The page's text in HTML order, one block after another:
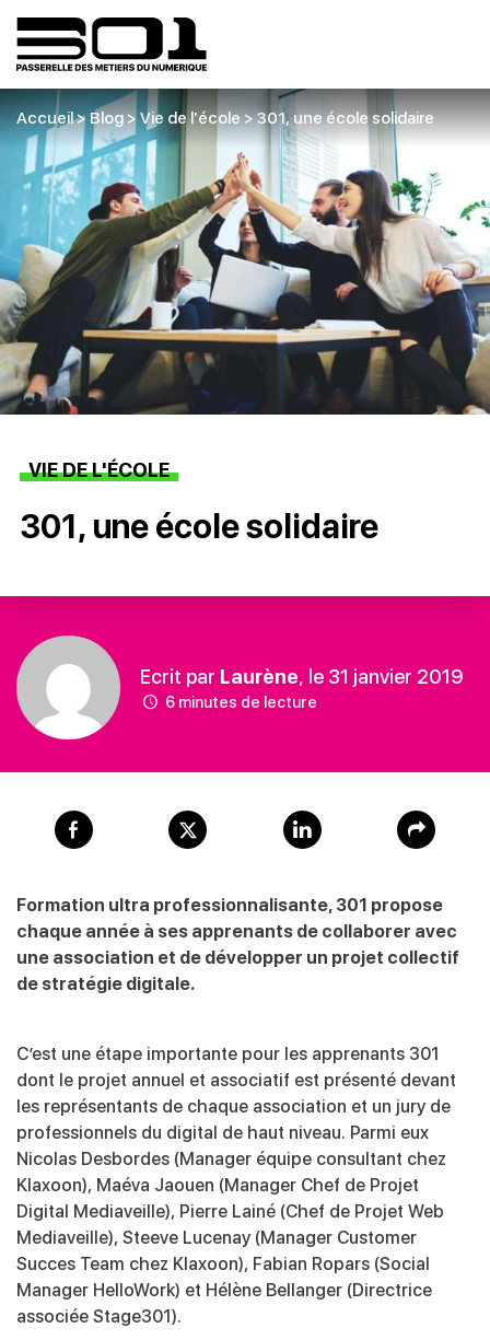
Accueil>Blog>Vie de l'école>301, une école solidaire
VIE DE L'ÉCOLE
301, une école solidaire
Ecrit par Laurène, le 31 janvier 2019
6 minutes de lecture
Formation ultra professionnalisante, 301 propose
chaque année à ses apprenants de collaborer avec
une association et de développer un projet collectif
de stratégie digitale.
C’est une étape importante pour les apprenants 301
dont le projet annuel et associatif est présenté devant
les représentants de chaque association et un jury de
professionnels du digital de haut niveau. Parmi eux
Nicolas Desbordes (Manager équipe consultant chez
Klaxoon), Maéva Jaouen (Manager Chef de Projet
Digital Mediaveille), Pierre Lainé (Chef de Projet Web
Mediaveille), Steeve Lucenay (Manager Customer
Succes Team chez Klaxoon), Fabian Ropars (Social
Manager HelloWork) et Hélène Bellanger (Directrice
associée Stage301).